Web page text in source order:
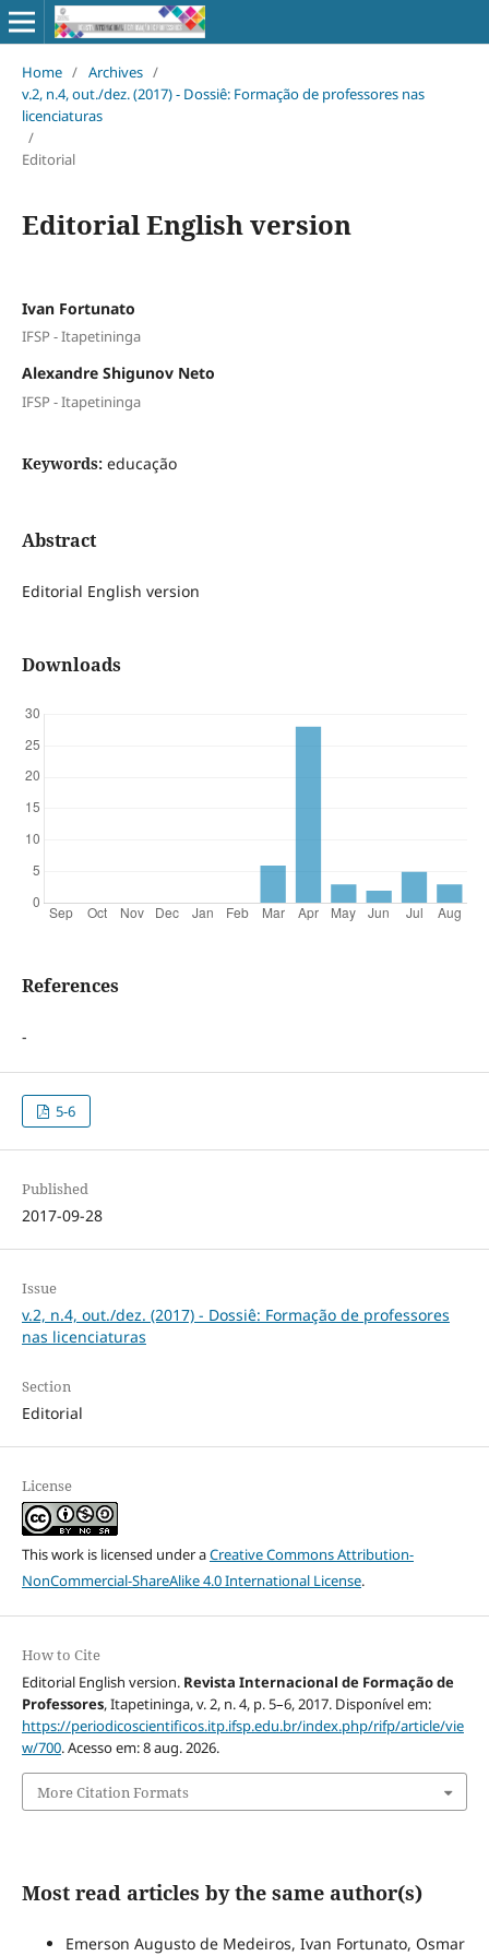
Home / Archives /
v.2, n.4, out./dez. (2017) - Dossiê: Formação de professores nas
licenciaturas
/
Editorial
Editorial English version
Ivan Fortunato
IFSP - Itapetininga
Alexandre Shigunov Neto
IFSP - Itapetininga
Keywords: educação
Abstract
Editorial English version
Downloads
References
-
5-6
Published
2017-09-28
Issue
v.2, n.4, out./dez. (2017) - Dossiê: Formação de professores
nas licenciaturas
Section
Editorial
License
This work is licensed under aCreative Commons Attribution-
NonCommercial-ShareAlike 4.0 International License.
How to Cite
Editorial English version. Revista Internacional de Formação de
Professores, Itapetininga, v. 2, n. 4, p. 5–6, 2017. Disponível em:
https://periodicoscientificos.itp.ifsp.edu.br/index.php/rifp/article/vie
w/700. Acesso em: 8 aug. 2026.
More Citation Formats
Most read articles by the same author(s)
Emerson Augusto de Medeiros, Ivan Fortunato, Osmar